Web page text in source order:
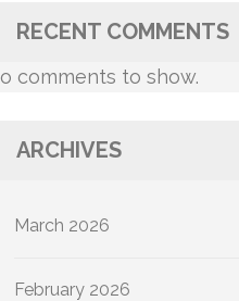
RECENT COMMENTS
comments to show.
ARCHIVES
March 2026
February 2026